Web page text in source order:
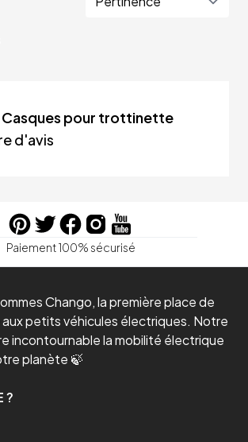
Casques pour trottinette
d'avis
Paiement 100% sécurisé
Chango, la première place de
petits véhicules électriques. Notre
incontournable la mobilité électrique
planète 🍃
?